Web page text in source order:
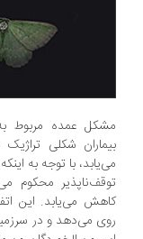
عمده مربوط به
شکلی تراژیک به
با توجه به اینکه
محکوم
می‌یابد. این اتفاق،
می‌دهد و در سرزمین‌های